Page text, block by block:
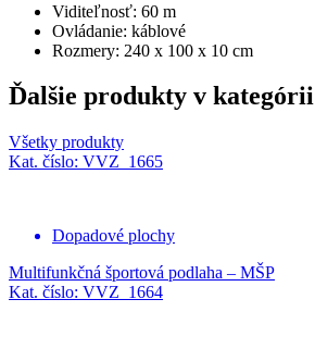
Viditeľnosť: 60 m
Ovládanie: káblové
Rozmery: 240 x 100 x 10 cm
Ďalšie produkty v kategórii
Všetky produkty
Kat. číslo: VVZ_1665
Dopadové plochy
Multifunkčná športová podlaha – MŠP
Kat. číslo: VVZ_1664